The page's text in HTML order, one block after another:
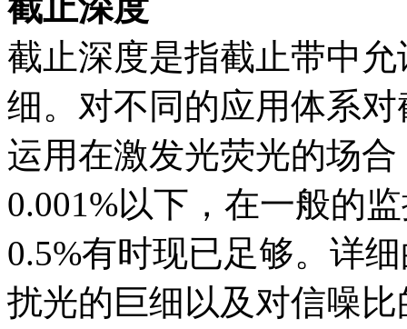
截止深度
截止深度是指截止带中
细。对不同的应用体系
运用在激发光荧光的场
0.001%以下，在一般的
0.5%有时现已足够。详
扰光的巨细以及对信噪